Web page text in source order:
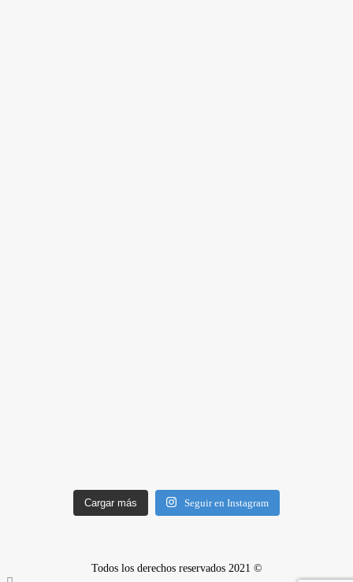
Cargar más Seguir en Instagram
Todos los derechos reservados 2021 ©